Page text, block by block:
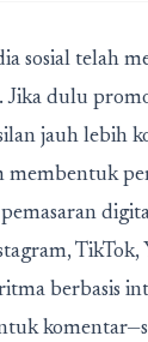
sosial telah
Jika dulu
jauh lebih
membentuk
TikTok,
berbasis